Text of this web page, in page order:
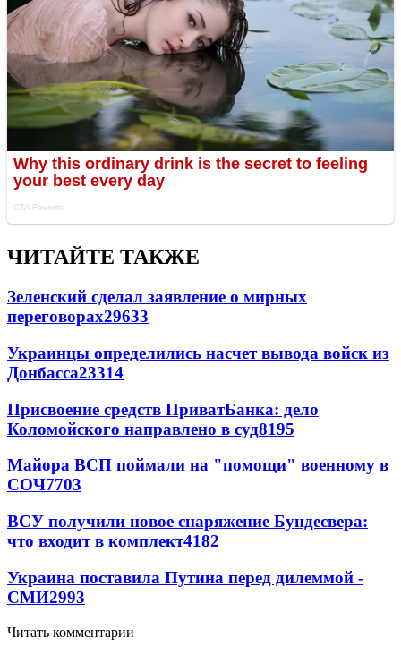
ЧИТАЙТЕ ТАКЖЕ
Зеленский сделал заявление о мирных
переговорах29633
Украинцы определились насчет вывода войск из
Донбасса23314
Присвоение средств ПриватБанка: дело
Коломойского направлено в суд8195
Майора ВСП поймали на "помощи" военному в
СОЧ7703
ВСУ получили новое снаряжение Бундесвера:
что входит в комплект4182
Украина поставила Путина перед дилеммой -
СМИ2993
Читать комментарии